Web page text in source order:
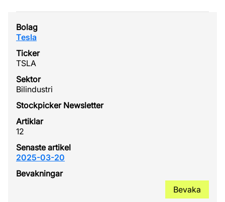
Tesla
TSLA
Bilindustri
12
2025-03-20
Bevaka